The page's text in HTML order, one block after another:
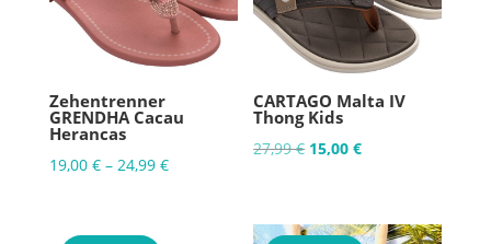
Zehentrenner
GRENDHA Cacau
Herancas
19,00 €– 24,99 €
CARTAGO Malta IV
Thong Kids
27,99€ Ursprünglicher
27,99 €
15,00€Aktueller
15,00 €.